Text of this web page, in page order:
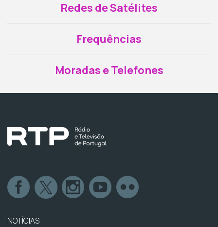
Redes de Satélites
Frequências
Moradas e Telefones
NOTÍCIAS